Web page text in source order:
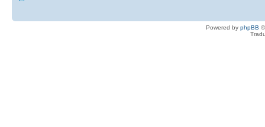
Powered by phpBB